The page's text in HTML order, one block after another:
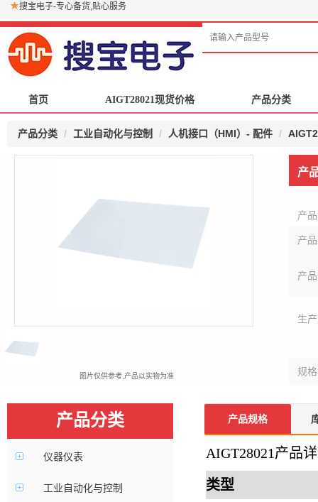
搜宝电子-专心备货,贴心服务
首页
首页 AIGT28021现货价格
AIGT28021现货价格 产品分类
产品分类
产品分类 工业自动化与控制 人机接口（HMI）- 配件
图片仅供参考,产品以实物为准
产
产
产
产
生
规
产品分类
仪器仪表
工业自动化与控制
产品规格
AIGT28021产品
类型